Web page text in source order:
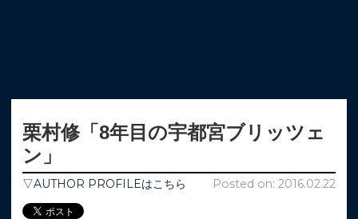
栗村修「8年目の宇都宮ブリッツェ
ン」
▽AUTHOR PROFILEはこちら Posted on: 2016.02.22